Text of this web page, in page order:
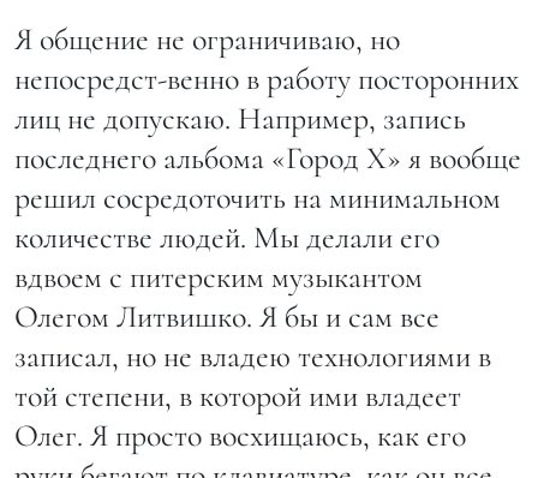
Я общение не ограничиваю, но
непосредст-венно в работу посторонних
лиц не допускаю. Например, запись
последнего альбома «Город Х» я вообще
решил сосредоточить на минимальном
количестве людей. Мы делали его
вдвоем с питерским музыкантом
Олегом Литвишко. Я бы и сам все
записал, но не владею технологиями в
той степени, в которой ими владеет
Олег. Я просто восхищаюсь, как его